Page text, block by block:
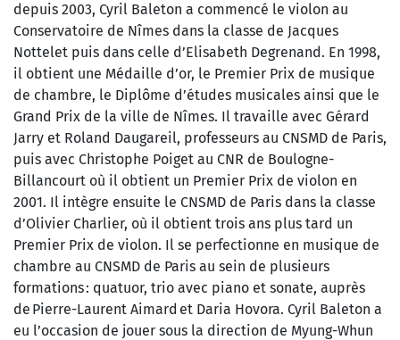
depuis 2003, Cyril Baleton a commencé le violon au
Conservatoire de Nîmes dans la classe de Jacques
Nottelet puis dans celle d’Elisabeth Degrenand. En 1998,
il obtient une Médaille d’or, le Premier Prix de musique
de chambre, le Diplôme d’études musicales ainsi que le
Grand Prix de la ville de Nîmes. Il travaille avec Gérard
Jarry et Roland Daugareil, professeurs au CNSMD de Paris,
puis avec Christophe Poiget au CNR de Boulogne-
Billancourt où il obtient un Premier Prix de violon en
2001. Il intègre ensuite le CNSMD de Paris dans la classe
d’Olivier Charlier, où il obtient trois ans plus tard un
Premier Prix de violon. Il se perfectionne en musique de
chambre au CNSMD de Paris au sein de plusieurs
formations : quatuor, trio avec piano et sonate, auprès
de Pierre-Laurent Aimard et Daria Hovora. Cyril Baleton a
eu l’occasion de jouer sous la direction de Myung-Whun